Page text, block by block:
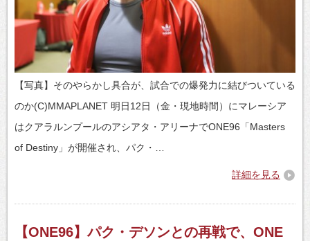
【写真】そのやらかし具合が、試合での爆発力に結びついている
のか(C)MMAPLANET 明日12日（金・現地時間）にマレーシア
はクアラルンプールのアシアタ・アリーナでONE96「Masters
of Destiny」が開催され、パク・…
詳細を見る
【ONE96】パク・デソンとの再戦で、ONE